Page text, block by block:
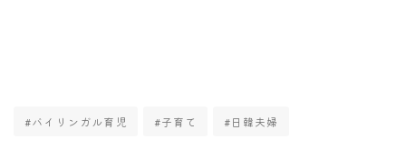
#バイリンガル育児 #子育て #日韓夫婦